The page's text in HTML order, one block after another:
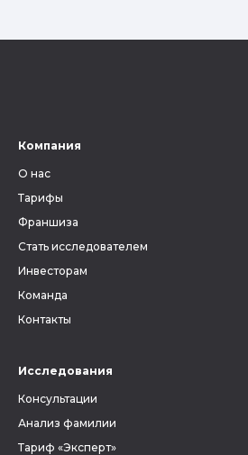
Компания
О нас
Тарифы
Франшиза
Стать исследователем
Инвесторам
Команда
Контакты
Исследования
Консультации
Анализ фамилии
Тариф «Эксперт»